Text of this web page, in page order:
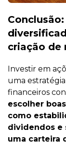
criação de
Investir em
uma
financeiros
escolher
como
dividendos e
uma carteira